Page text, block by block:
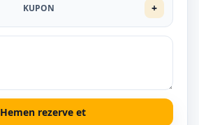
KUPON +
Hemen rezerve et